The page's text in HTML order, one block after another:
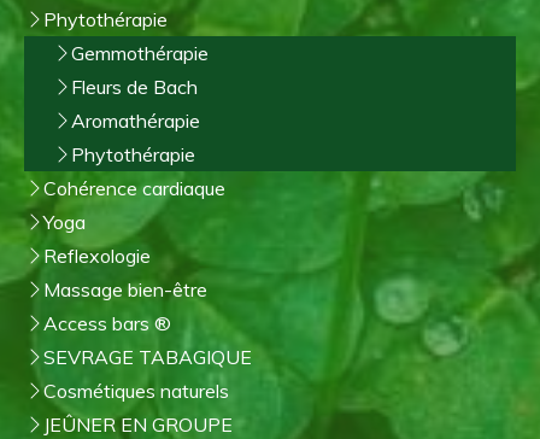
Phytothérapie
Gemmothérapie
Fleurs de Bach
Aromathérapie
Phytothérapie
Cohérence cardiaque
Yoga
Reflexologie
Massage bien-être
Access bars ®
SEVRAGE TABAGIQUE
Cosmétiques naturels
JEÛNER EN GROUPE